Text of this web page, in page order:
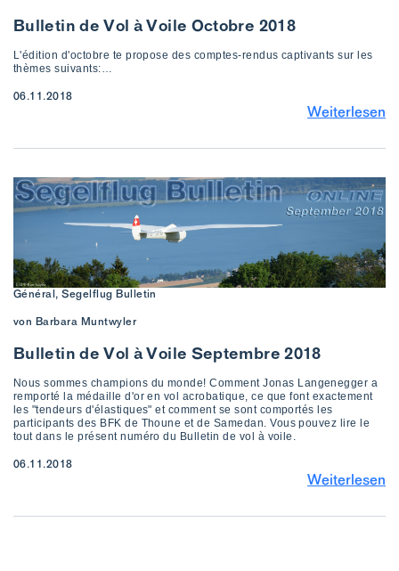
Bulletin de Vol à Voile Octobre 2018
L'édition d'octobre te propose des comptes-rendus captivants sur les
thèmes suivants:…
06.11.2018
Weiterlesen
Général, Segelflug Bulletin
von Barbara Muntwyler
Bulletin de Vol à Voile Septembre 2018
Nous sommes champions du monde! Comment Jonas Langenegger a
remporté la médaille d'or en vol acrobatique, ce que font exactement
les "tendeurs d'élastiques" et comment se sont comportés les
participants des BFK de Thoune et de Samedan. Vous pouvez lire le
tout dans le présent numéro du Bulletin de vol à voile.
06.11.2018
Weiterlesen